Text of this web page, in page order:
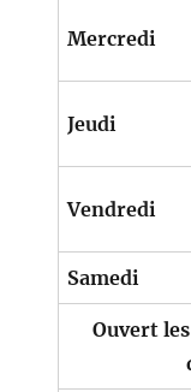
Mercredi
Jeudi
Vendredi
Samedi
Ouvert